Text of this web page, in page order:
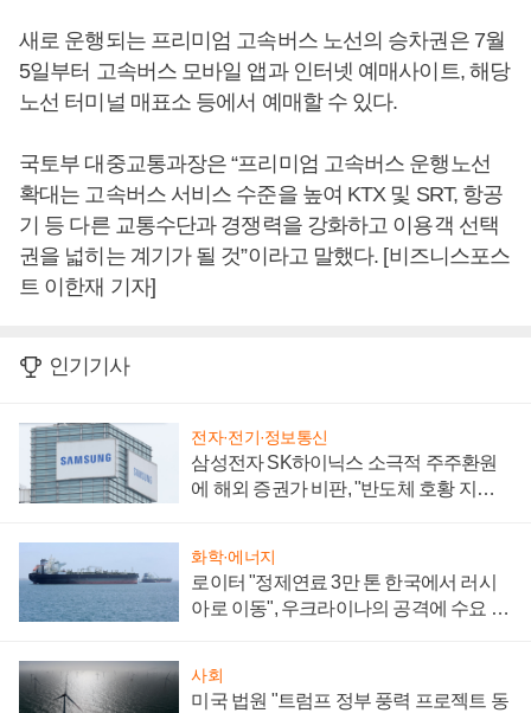
새로 운행되는 프리미엄 고속버스 노선의 승차권은 7월
5일부터 고속버스 모바일 앱과 인터넷 예매사이트, 해당
노선 터미널 매표소 등에서 예매할 수 있다.
국토부 대중교통과장은 “프리미엄 고속버스 운행노선
확대는 고속버스 서비스 수준을 높여 KTX 및 SRT, 항공
기 등 다른 교통수단과 경쟁력을 강화하고 이용객 선택
권을 넓히는 계기가 될 것”이라고 말했다. [비즈니스포스
트 이한재 기자]
인기기사
전자·전기·정보통신
삼성전자 SK하이닉스 소극적 주주환원
에 해외 증권가 비판, "반도체 호황 지속
화학·에너지
로이터 "정제연료 3만 톤 한국에서 러시
아로 이동", 우크라이나의 공격에 수요 늘
사회
미국 법원 "트럼프 정부 풍력 프로젝트 동